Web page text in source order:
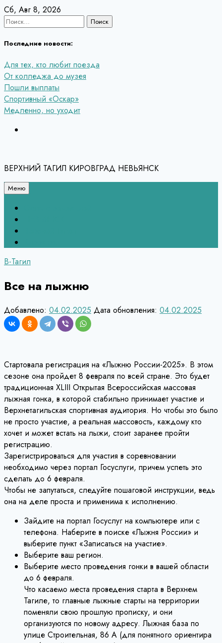
Перейти
к
Сб, Авг 8, 2026
Найти:
Последние новости:
Для тех, кто любит поезда
От колледжа до музея
Пошли выплаты
Спортивный «Оскар»
Медленно, но уходит
ВЕРХНИЙ ТАГИЛ КИРОВГРАД НЕВЬЯНСК
Меню
В-Тагил
Все на лыжню
Добавлено: 04.02.2025 Дата обновления: 04.02.2025
Стартовала регистрация на «Лыжню России-2025». В этом
сезоне она пройдет 8 февраля по всей стране. Это будет
традиционная XLIII Открытая Всероссийская массовая
лыжная гонка, в которой стабильно принимает участие и
Верхнетагильская спортивная аудитория. Но чтобы это было
не просто участие, а реальная массовость, каждому кто
хочет и может встать на лыжи, стоит заранее пройти
регистрацию.
Зарегистрироваться для участия в соревновании
необходимо через портал Госуслуги, причем успеть это
сделать до 6 февраля.
Чтобы не запутаться, следуйте пошаговой инструкции, ведь
она на деле проста и применима к исполнению.
Зайдите на портал Госуслуг на компьютере или с
телефона. Наберите в поиске «Лыжня России» и
выберите пункт «Записаться на участие».
Выберите ваш регион.
Выберите место проведения гонки в вашей области
до 6 февраля.
Что касаемо места проведения старта в Верхнем
Тагиле, то главные лыжные старты на территории
поменяли свою прошлую прописку, и они
организуются по новому адресу. Лыжная база по
улице Строительная, 86 А (для понятного ориентира